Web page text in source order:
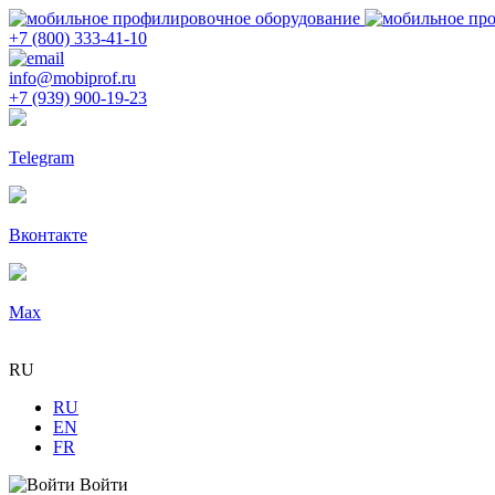
+7 (800) 333-41-10
info@mobiprof.ru
+7 (939) 900-19-23
Telegram
Вконтакте
Max
RU
RU
EN
FR
Войти